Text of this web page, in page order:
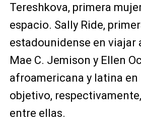
Tereshkova, primera
espacio. Sally Ride,
estadounidense en viajar
Mae C. Jemison y Ellen
afroamericana y latina en
objetivo,
entre ellas.